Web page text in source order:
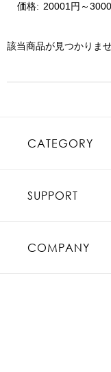
価格: 20001円～
該当商品が見つかりま
CATEGORY
SUPPORT
COMPANY